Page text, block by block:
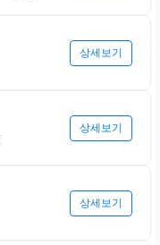
상세보기
상세보기
상세보기